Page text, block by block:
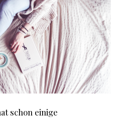
schon einige